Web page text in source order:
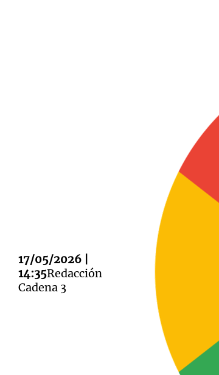
17/05/2026 |
14:35Redacción
Cadena 3
Notas
Editorial
Notas
Mundial 2026